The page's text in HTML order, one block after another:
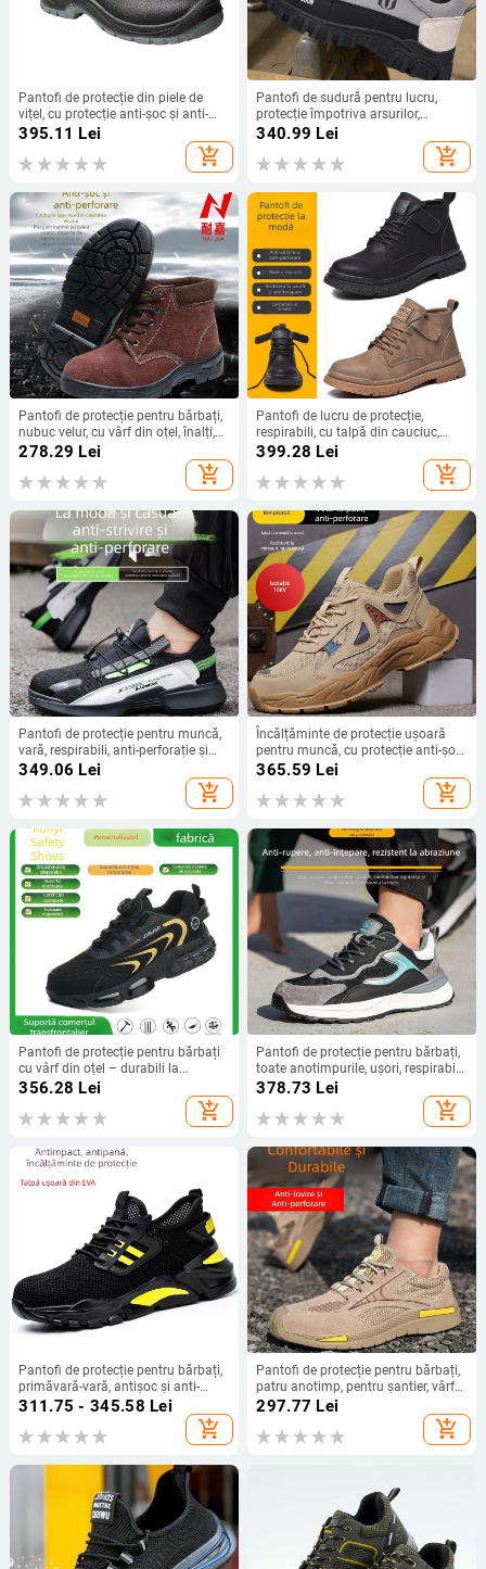
Pantofi de protecție din piele de
vițel, cu protecție anti-șoc și anti-
perforație, rezistenți la acizi și
alcalii, rezistenți la ulei, vârf din oțel,
pentru lucru în exterior
395.11 Lei
add_shopping_cart
Pantofi de sudură pentru lucru,
protecție împotriva arsurilor,
încălțăminte de siguranță antișoc și
anti-perforație, respirabile pentru
șantier
340.99 Lei
add_shopping_cart
Pantofi de protecție pentru bărbați,
nubuc velur, cu vârf din oțel, înalți,
rezistenți la lovire și perforare,
278.29 Lei
add_shopping_cart
Pantofi de lucru de protecție,
respirabili, cu talpă din cauciuc,
înalți, vârf din oțel și protecție anti-
399.28 Lei
add_shopping_cart
Pantofi de protecție pentru muncă,
vară, respirabili, anti-perforație și
anti-șoc, vârf din oțel, ușori
349.06 Lei
add_shopping_cart
Încălțăminte de protecție ușoară
pentru muncă, cu protecție anti-șoc
și anti-perforație, izolație 10 kV,
365.59 Lei
add_shopping_cart
Pantofi de protecție pentru bărbați
cu vârf din oțel – durabili la
perforare, rezistenți la uzură,
antiderapante, ușori și respirabili
pentru muncă
356.28 Lei
add_shopping_cart
Pantofi de protecție pentru bărbați,
toate anotimpurile, ușori, respirabili,
rezistenți la abraziune, protecție
împotriva loviturilor și înțepăturilor
378.73 Lei
add_shopping_cart
Pantofi de protecție pentru bărbați,
primăvară-vară, antișoc și anti-
perforație, partea superioară
respirabilă din plasă, vârf din oțel,
talpă ușoară și confortabilă
311.75 - 345.58 Lei
add_shopping_cart
Pantofi de protecție pentru bărbați,
patru anotimp, pentru șantier, vârf
din oțel, protecție împotriva zdrobirii
și perforării, ușori și respirabili,
izolați la 6 kV.
297.77 Lei
add_shopping_cart